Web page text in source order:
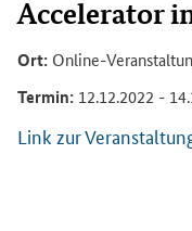
Accelerator
Ort: Online-
Termin: 12.12.2022 -
Link zur